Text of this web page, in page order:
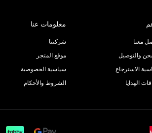
معنا
والتوصيل
الاسترجاع
الهدايا
معلومات عنا
شركتنا
موقع المتجر
سياسية الخصوصية
الشروط والأحكام